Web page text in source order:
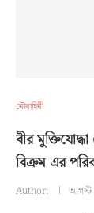
নৌবাহিনী
বীর
বিক্রম এর
Author: আগস্ট